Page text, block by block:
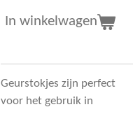
In winkelwagen
Geurstokjes zijn perfect
voor het gebruik in